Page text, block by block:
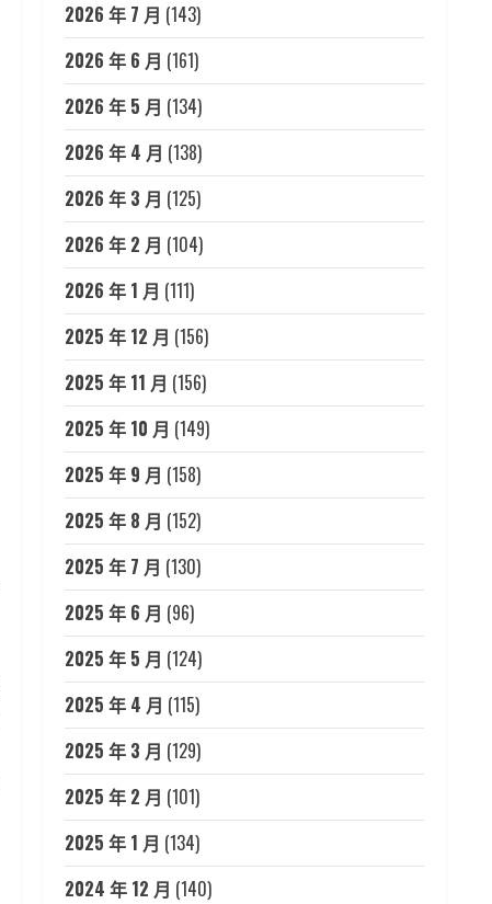
2026 年 7 月 (143)
2026 年 6 月 (161)
2026 年 5 月 (134)
2026 年 4 月 (138)
2026 年 3 月 (125)
2026 年 2 月 (104)
2026 年 1 月 (111)
2025 年 12 月 (156)
2025 年 11 月 (156)
2025 年 10 月 (149)
2025 年 9 月 (158)
2025 年 8 月 (152)
2025 年 7 月 (130)
2025 年 6 月 (96)
2025 年 5 月 (124)
2025 年 4 月 (115)
2025 年 3 月 (129)
2025 年 2 月 (101)
2025 年 1 月 (134)
2024 年 12 月 (140)